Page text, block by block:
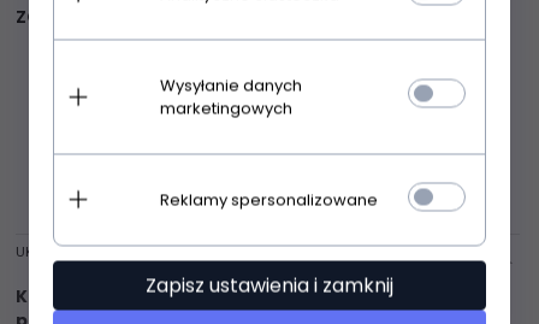
ZOBACZ RÓWNIEŻ
UKRYJ OPIS
Koszulka damska szerokie ramiączko to
Wysyłanie danych
marketingowych
Reklamy spersonalizowane
Zapisz ustawienia i zamknij